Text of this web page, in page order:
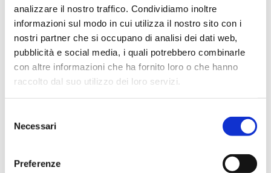
analizzare il nostro traffico. Condividiamo inoltre
informazioni sul modo in cui utilizza il nostro sito con i
nostri partner che si occupano di analisi dei dati web,
pubblicità e social media, i quali potrebbero combinarle
con altre informazioni che ha fornito loro o che hanno
raccolto dal suo utilizzo dei loro servizi.
delNecessari
Preferenze
NON SEI REGISTRATO?
RICHIEDI ACCOUNT
Filtra per tipo di file
Documenti